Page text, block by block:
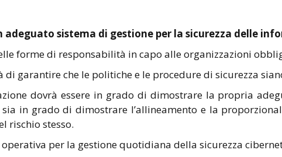
sistema di gestione per la sicurezza delle
forme di responsabilità in capo alle organizzazioni
di garantire che le politiche e le procedure di sicurezza
dovrà essere in grado di dimostrare la propria
in grado di dimostrare l’allineamento e la
rischio stesso.
per la gestione quotidiana della sicurezza